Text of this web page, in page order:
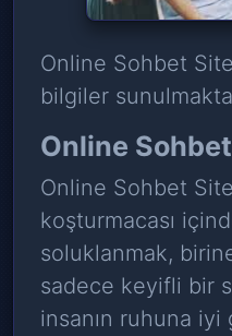
Online Sohbet
bilgiler
Online
Online Sohbet
koşturmacası
soluklanmak,
sadece keyifli bir
insanın ruhuna iyi